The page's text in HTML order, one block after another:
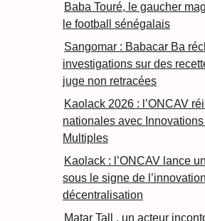
Baba Touré, le gaucher
le football sénégalais
Sangomar : Babacar Ba
investigations sur des
juge non retracées
Kaolack 2026 : l’ONCAV
nationales avec
Multiples
Kaolack : l’ONCAV lance
sous le signe de
décentralisation
Matar Tall , un acteur